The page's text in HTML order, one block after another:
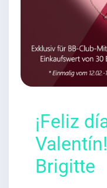
¡Feliz
Brigitte